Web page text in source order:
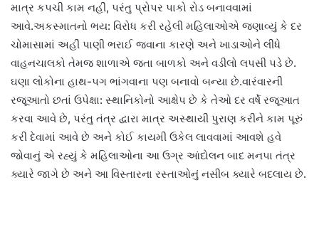
માત્ર કપચી કામ નહીં, પરંતુ પ્રોપર પાકો રોડ બનાવવામાં
આવે.અકસ્માતનો ભય: વિરોધ કરી રહેલી મહિલાઓએ જણાવ્યું કે દર
ચોમાસામાં અહીં પાણી ભરાઈ જવાના કારણે અને ખાડાઓને લીધે
વાહનચાલકો તેમજ શાળાએ જતા બાળકો અને વડીલો લપસી પડે છે.
ઘણા લોકોના હાથ-પગ ભાંગવાના પણ બનાવો બન્યા છે.વારંવારની
રજૂઆતો છતાં ઉપેક્ષા: સ્થાનિકોનો આક્ષેપ છે કે તેઓ દર વર્ષે રજૂઆત
કરવા આવે છે, પરંતુ તંત્ર દ્વારા માત્ર અસ્થાયી પુરાણ કરીને કામ પૂરું
કરી દેવામાં આવે છે અને કોઈ કાયમી ઉકેલ લાવવામાં આવશે હવે
જોવાનું એ રહ્યું કે મહિલાઓના આ ઉગ્ર આંદોલન બાદ મનપા તંત્ર
ક્યારે જાગે છે અને આ વિસ્તારના રસ્તાઓનું નસીબ ક્યારે બદલાય છે.